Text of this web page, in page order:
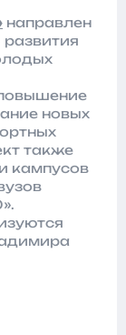
направлен
новых
также
кампусов